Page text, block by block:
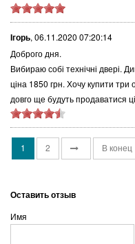
Ігорь, 06.11.2020 07:20:14
Доброго дня.
Вибираю собі технічні двері.
ціна 1850 грн. Хочу купити три
довго ще будуть продаватися ці
1 2 В конец
Оставить отзыв
Имя